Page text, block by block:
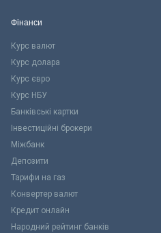
Фінанси
Курс валют
Курс долара
Курс євро
Курс НБУ
Банківські картки
Інвестиційні брокери
Міжбанк
Депозити
Тарифи на газ
Конвертер валют
Кредит онлайн
Народний рейтинг банків